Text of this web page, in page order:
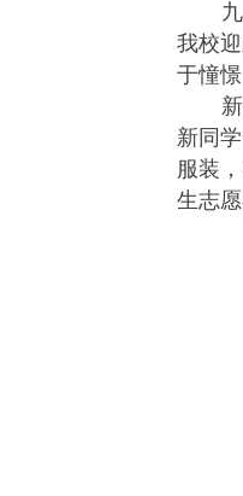
我校
于憧
新同
服装
生志